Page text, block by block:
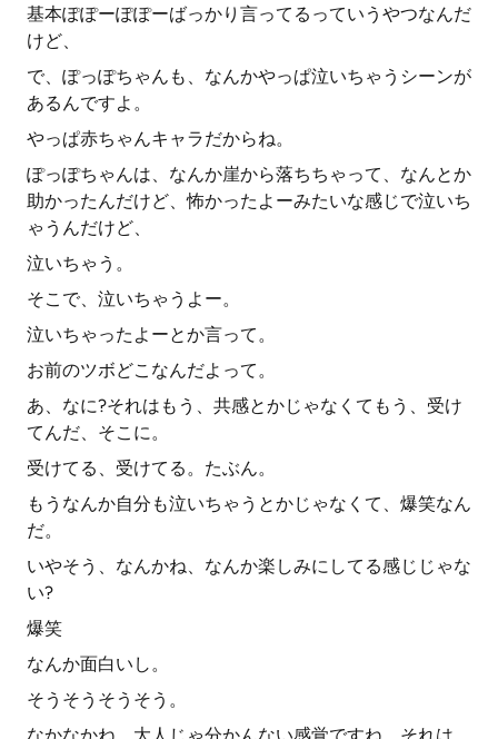
基本ぽぽーぽぽーばっかり言ってるっていうやつなんだ
けど、
で、ぽっぽちゃんも、なんかやっぱ泣いちゃうシーンが
あるんですよ。
やっぱ赤ちゃんキャラだからね。
ぽっぽちゃんは、なんか崖から落ちちゃって、なんとか
助かったんだけど、怖かったよーみたいな感じで泣いち
ゃうんだけど、
泣いちゃう。
そこで、泣いちゃうよー。
泣いちゃったよーとか言って。
お前のツボどこなんだよって。
あ、なに?それはもう、共感とかじゃなくてもう、受け
てんだ、そこに。
受けてる、受けてる。たぶん。
もうなんか自分も泣いちゃうとかじゃなくて、爆笑なん
だ。
いやそう、なんかね、なんか楽しみにしてる感じじゃな
い?
爆笑
なんか面白いし。
そうそうそうそう。